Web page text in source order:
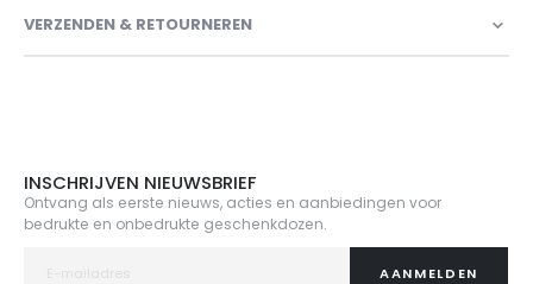
VERZENDEN & RETOURNEREN
INSCHRIJVEN NIEUWSBRIEF
Ontvang als eerste nieuws, acties en aanbiedingen voor
bedrukte en onbedrukte geschenkdozen.
AANMELDEN